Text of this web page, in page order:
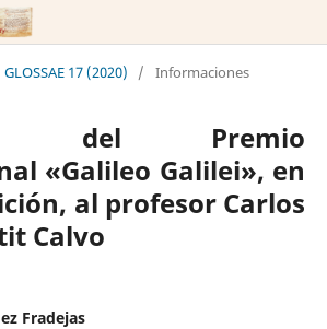
GLOSSAE 17 (2020) / Informaciones
del Premio
«Galileo Galilei», en
al profesor Carlos
Calvo
Fradejas